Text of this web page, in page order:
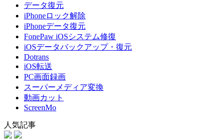
データ復元
iPhoneロック解除
iPhoneデータ復元
FonePaw iOSシステム修復
iOSデータバックアップ・復元
Dotrans
iOS転送
PC画面録画
スーパーメディア変換
動画カット
ScreenMo
人気記事